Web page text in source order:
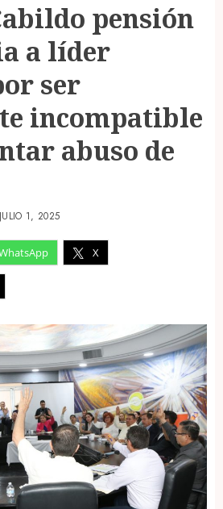
pensión
a líder
ser
incompatible
abuso de
X
JULIO 1, 2025